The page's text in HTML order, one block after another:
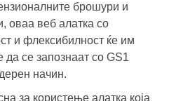
брошури и
оваа веб алатка со
и флексибилност ќе им
да се запознаат со GS1
начин.
за користење алатка која